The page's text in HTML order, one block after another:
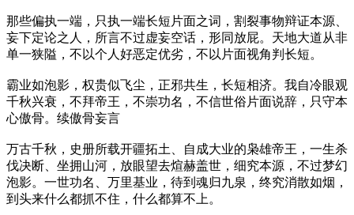
那些偏执一端，只执一端长短片面之词，割裂事物辩证本源、
妄下定论之人，所言不过虚妄空话，形同放屁。天地大道从非
单一狭隘，不以个人好恶定优劣，不以片面视角判长短。
霸业如泡影，权贵似飞尘，正邪共生，长短相济。我自冷眼观
千秋兴衰，不拜帝王，不崇功名，不信世俗片面说辞，只守本
心傲骨。续傲骨妄言
万古千秋，史册所载开疆拓土、自成大业的枭雄帝王，一生杀
伐决断、坐拥山河，放眼望去煊赫盖世，细究本源，不过梦幻
泡影。一世功名、万里基业，待到魂归九泉，终究消散如烟，
到头来什么都抓不住，什么都算不上。